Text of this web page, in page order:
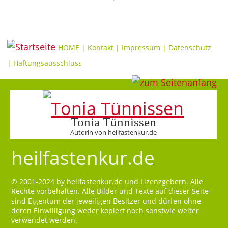
HOME | Kontakt | Impressum | Datenschutz
| Haftungsausschluss
Tonia Tünnissen
Autorin von heilfastenkur.de
heilfastenkur.de
© 2001-2024 by heilfastenkur.de und Lizenzgebern. Alle
Rechte vorbehalten. Alle Bilder und Texte auf dieser Seite
sind Eigentum der jeweiligen Besitzer und dürfen ohne
deren Einwilligung weder kopiert noch sonstwie weiter
verwendet werden.